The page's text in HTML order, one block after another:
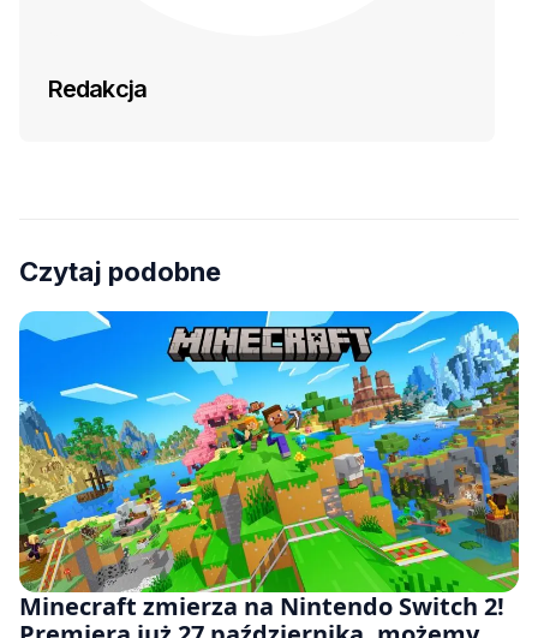
Redakcja
Czytaj podobne
Minecraft zmierza na Nintendo Switch 2!